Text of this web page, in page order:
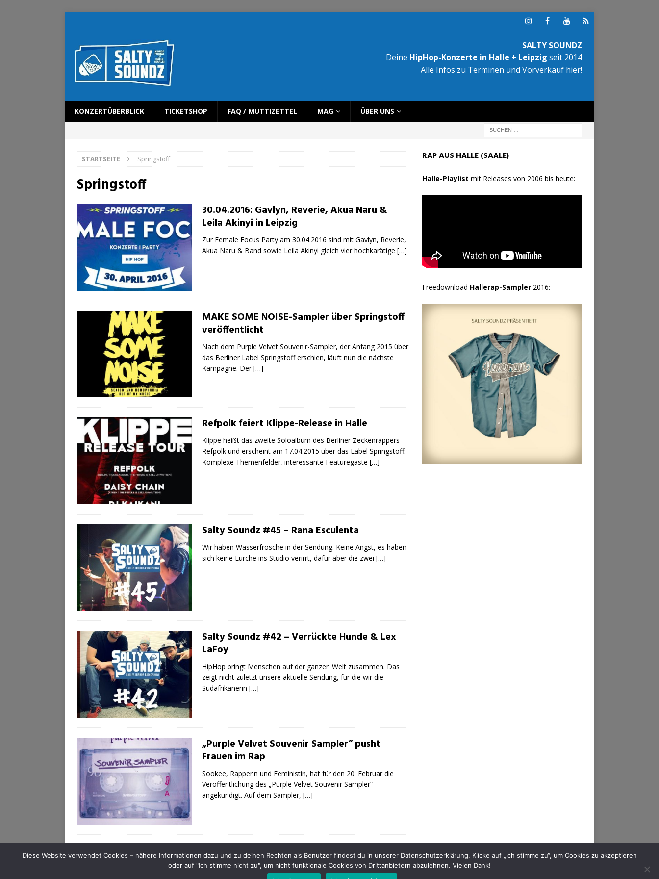
SALTY SOUNDZ
Deine HipHop-Konzerte in Halle + Leipzig seit 2014
Alle Infos zu Terminen und Vorverkauf hier!
KONZERTÜBERBLICK TICKETSHOP FAQ / MUTTIZETTEL MAG ÜBER UNS
STARTSEITE Springstoff
Springstoff
30.04.2016: Gavlyn, Reverie, Akua Naru &
Leila Akinyi in Leipzig
Zur Female Focus Party am 30.04.2016 sind mit Gavlyn, Reverie,
Akua Naru & Band sowie Leila Akinyi gleich vier hochkarätige […]
MAKE SOME NOISE-Sampler über Springstoff
veröffentlicht
Nach dem Purple Velvet Souvenir-Sampler, der Anfang 2015 über
das Berliner Label Springstoff erschien, läuft nun die nächste
Kampagne. Der[…]
Refpolk feiert Klippe-Release in Halle
Klippe heißt das zweite Soloalbum des Berliner Zeckenrappers
Refpolk und erscheint am 17.04.2015 über das Label Springstoff.
Komplexe Themenfelder, interessante Featuregäste […]
Salty Soundz #45 – Rana Esculenta
Wir haben Wasserfrösche in der Sendung. Keine Angst, es haben
sich keine Lurche ins Studio verirrt, dafür aber die zwei […]
Salty Soundz #42 – Verrückte Hunde & Lex
LaFoy
HipHop bringt Menschen auf der ganzen Welt zusammen. Das
zeigt nicht zuletzt unsere aktuelle Sendung, für die wir die
Südafrikanerin […]
„Purple Velvet Souvenir Sampler“ pusht
Frauen im Rap
Sookee, Rapperin und Feministin, hat für den 20. Februar die
Veröffentlichung des „Purple Velvet Souvenir Sampler“
angekündigt. Auf dem Sampler, […]
RAP AUS HALLE (SAALE)
Halle-Playlist mit Releases von 2006 bis heute:
Freedownload Hallerap-Sampler2016:
INSTAGRAM FACEBOOK YOUTUBE MIXCLOUD
SALTY SOUNDZ - HipHop-Events in Halle (Saale) | Copyright © 2013 - 2025
Diese Website verwendet Cookies – nähere Informationen dazu und zu deinen Rechten als Benutzer findest du in unserer Datenschutzerklärung. Klicke auf „Ich stimme zu“, um Cookies zu akzeptieren
oder auf "Ich stimme nicht zu", um nicht funktionale Cookies von Drittanbietern abzulehnen. Vielen Dank!